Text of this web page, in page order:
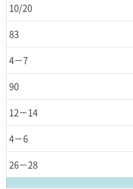
10/20
83
4－7
90
12－14
4－6
26－28